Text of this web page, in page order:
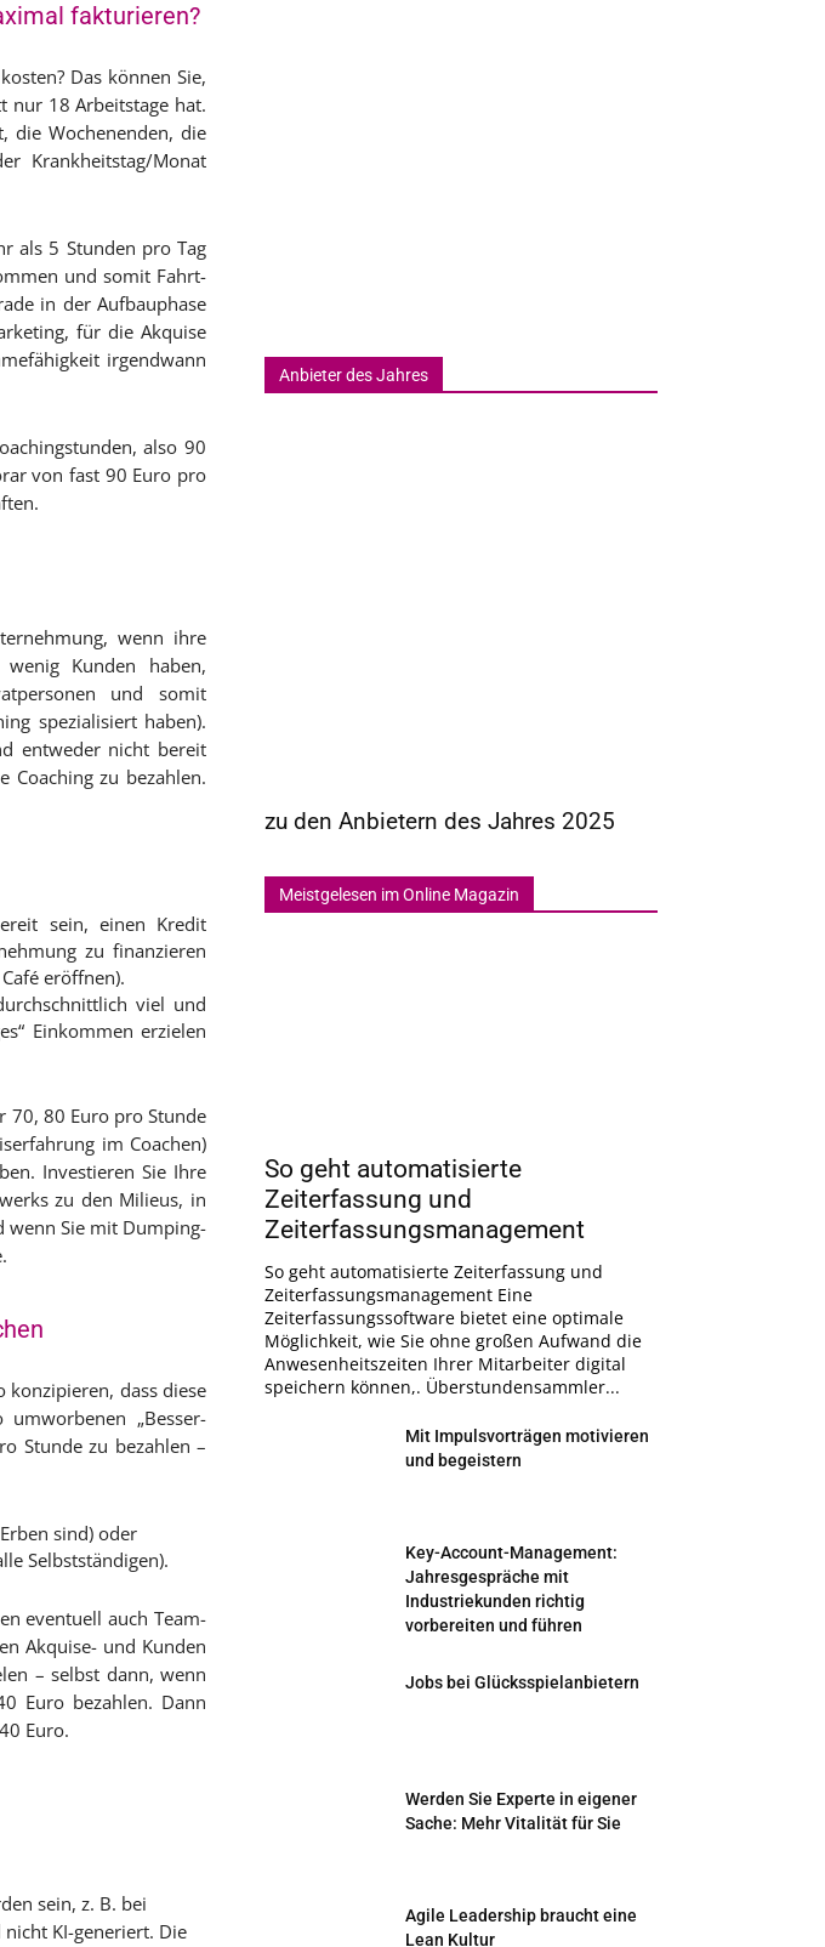
fakturieren?
Das können Sie,
nur 18 Arbeitstage hat.
die Wochenenden, die
Krankheitstag/Monat
als 5 Stunden pro Tag
und somit Fahrt-
in der Aufbauphase
für die Akquise
irgendwann
also 90
von fast 90 Euro pro
wenn ihre
Kunden haben,
und somit
spezialisiert haben).
entweder nicht bereit
Coaching zu bezahlen.
sein, einen Kredit
zu finanzieren
eröffnen).
viel und
Einkommen erzielen
70, 80 Euro pro Stunde
im Coachen)
Investieren Sie Ihre
zu den Milieus, in
wenn Sie mit Dumping-
konzipieren, dass diese
„Besser-
Stunde zu bezahlen –
sind) oder
Selbstständigen).
eventuell auch Team-
Akquise- und Kunden
– selbst dann, wenn
Euro bezahlen. Dann
Euro.
sein, z. B. bei
KI-generiert. Die
Anbieter des Jahres
zu den Anbietern des Jahres 2025
Meistgelesen im Online Magazin
So geht automatisierte
Zeiterfassung und
Zeiterfassungsmanagement
So geht automatisierte Zeiterfassung und
Zeiterfassungsmanagement Eine
Zeiterfassungssoftware bietet eine optimale
Möglichkeit, wie Sie ohne großen Aufwand die
Anwesenheitszeiten Ihrer Mitarbeiter digital
speichern können,. Überstundensammler...
Mit Impulsvorträgen motivieren
und begeistern
Key-Account-Management:
Jahresgespräche mit
Industriekunden richtig
vorbereiten und führen
Jobs bei Glücksspielanbietern
Werden Sie Experte in eigener
Sache: Mehr Vitalität für Sie
Agile Leadership braucht eine
Lean Kultur